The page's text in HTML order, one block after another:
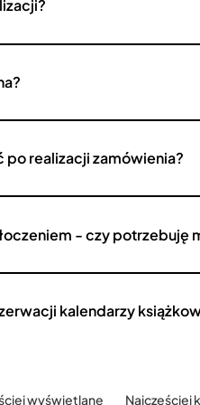
po realizacji zamówienia?
- czy potrzebuję
kalendarzy
wyświetlane Najczęściej